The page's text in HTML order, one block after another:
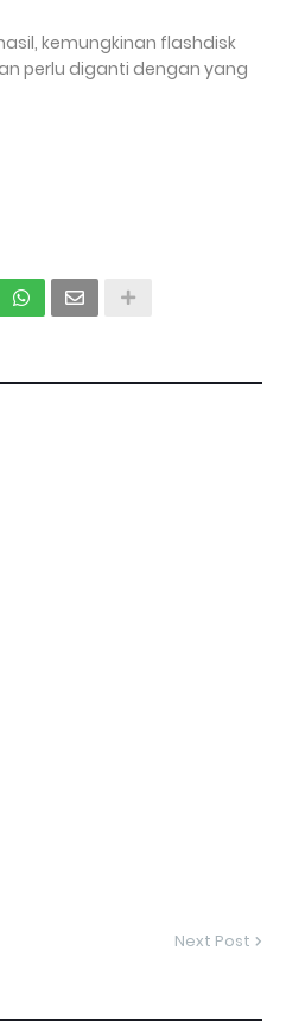
kemungkinan flashdisk
perlu diganti dengan yang
Next Post